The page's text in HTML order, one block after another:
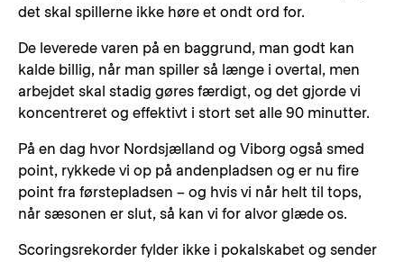
det skal spillerne ikke høre et ondt ord for.
De leverede varen på en baggrund, man godt kan
kalde billig, når man spiller så længe i overtal, men
arbejdet skal stadig gøres færdigt, og det gjorde vi
koncentreret og effektivt i stort set alle 90 minutter.
På en dag hvor Nordsjælland og Viborg også smed
point, rykkede vi op på andenpladsen og er nu fire
point fra førstepladsen – og hvis vi når helt til tops,
når sæsonen er slut, så kan vi for alvor glæde os.
Scoringsrekorder fylder ikke i pokalskabet og sender